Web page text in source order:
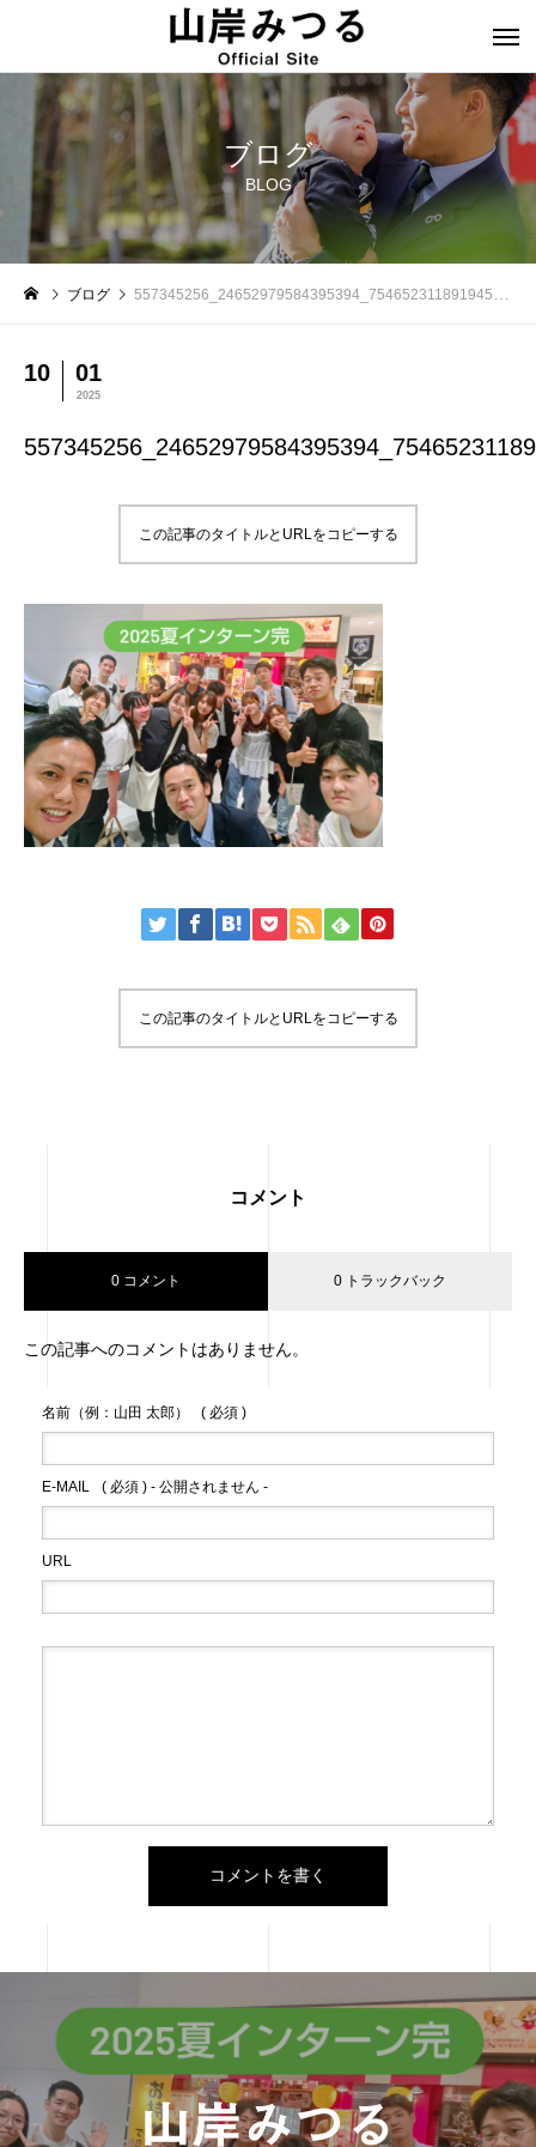
ブログ
BLOG
ブログ 557345256_24652979584395394_7546523118919452246_n
10 01
2025
この記事のタイトルとURLをコピーする
この記事のタイトルとURLをコピーする
コメント
0 コメント 0 トラックバック
この記事へのコメントはありません。
名前（例：山田 太郎） ( 必須 )
E-MAIL ( 必須 ) - 公開されません -
URL